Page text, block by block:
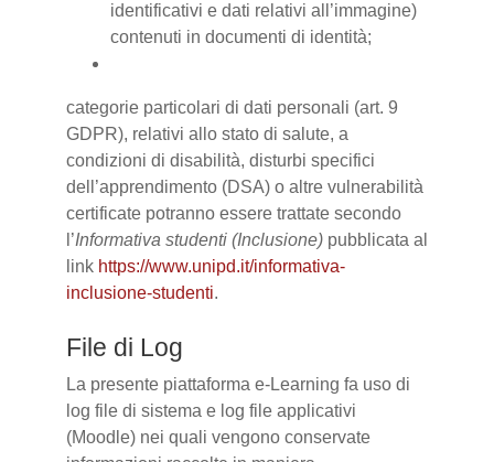
identificativi e dati relativi all’immagine)
contenuti in documenti di identità;
categorie particolari di dati personali (art. 9
GDPR), relativi allo stato di salute, a
condizioni di disabilità, disturbi specifici
dell’apprendimento (DSA) o altre vulnerabilità
certificate potranno essere trattate secondo
l’Informativa studenti (Inclusione) pubblicata al
link https://www.unipd.it/informativa-
inclusione-studenti.
File di Log
La presente piattaforma e-Learning fa uso di
log file di sistema e log file applicativi
(Moodle) nei quali vengono conservate